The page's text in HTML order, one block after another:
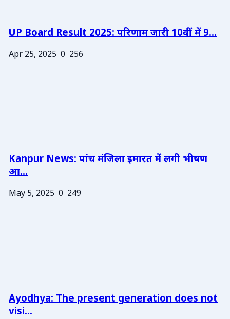
UP Board Result 2025: परिणाम जारी 10वीं में 9...
Apr 25, 2025 0 256
Kanpur News: पांच मंजिला इमारत में लगी भीषण
आ...
May 5, 2025 0 249
Ayodhya: The present generation does not
visi...